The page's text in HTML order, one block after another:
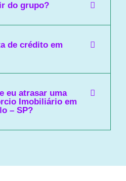
do grupo?
de crédito em
eu atrasar uma
Imobiliário em
– SP?